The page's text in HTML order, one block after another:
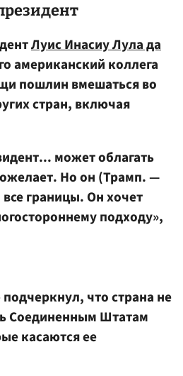
Луис Инасиу Лула да
американский коллега
пошлин вмешаться во
стран, включая
может облагать
Но он (Трамп. —
границы. Он хочет
подходу»,
что страна не
Соединенным Штатам
касаются ее